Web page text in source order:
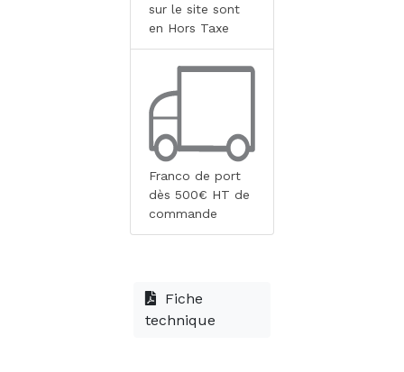
sur le site sont
en Hors Taxe
Franco de port
dès 500€ HT de
commande
Fiche
technique